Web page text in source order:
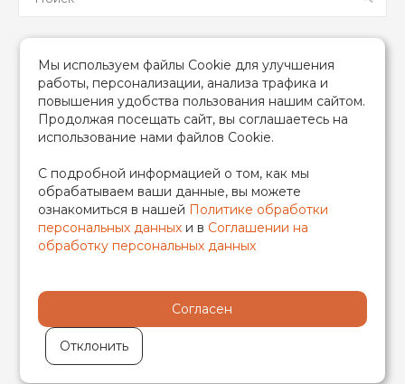
2026 © TIM (ТИМ) Инженерная сантехника, Все права
защищены
ИП Гончаренко Надежда Николаевна
500708528433/319500700011740
Мы используем файлы Cookie для улучшения
работы, персонализации, анализа трафика и
повышения удобства пользования нашим сайтом.
Продолжая посещать сайт, вы соглашаетесь на
использование нами файлов Cookie.
С подробной информацией о том, как мы
обрабатываем ваши данные, вы можете
ознакомиться в нашей Политике обработки
персональных данных и в Соглашении на
обработку персональных данных
Согласен
Отклонить